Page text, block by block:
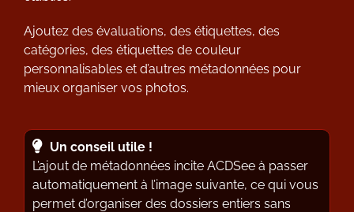
Ajoutez des évaluations, des étiquettes, des
catégories, des étiquettes de couleur
personnalisables et d’autres métadonnées pour
mieux organiser vos photos.
Un conseil utile !
L’ajout de métadonnées incite ACDSee à passer
automatiquement à l’image suivante, ce qui vous
permet d’organiser des dossiers entiers sans